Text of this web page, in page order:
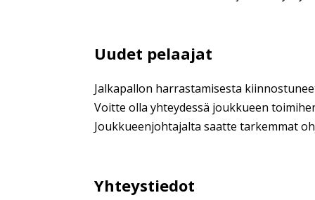
Uudet pelaajat
Jalkapallon harrastamisesta
Voitte olla yhteydessä joukkueen
Joukkueenjohtajalta saatte tarkemmat
Yhteystiedot